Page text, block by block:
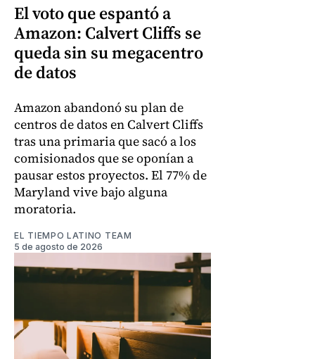
El voto que espantó a
Amazon: Calvert Cliffs se
queda sin su megacentro
de datos
Amazon abandonó su plan de
centros de datos en Calvert Cliffs
tras una primaria que sacó a los
comisionados que se oponían a
pausar estos proyectos. El 77% de
Maryland vive bajo alguna
moratoria.
EL TIEMPO LATINO TEAM
5 de agosto de 2026